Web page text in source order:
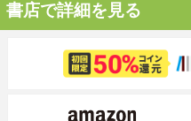
書店で詳細を見る